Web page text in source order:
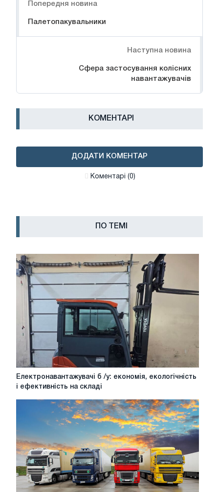
Попередня новина
Палетопакувальники
Наступна новина
Сфера застосування колісних
навантажувачів
КОМЕНТАРІ
ДОДАТИ КОМЕНТАР
Коментарі (0)
ПО ТЕМІ
Електронавантажувачі
б
екологічність
і
ефективність
на
складі
Електронавантажувачі б /у: економія, екологічність
і ефективність на складі